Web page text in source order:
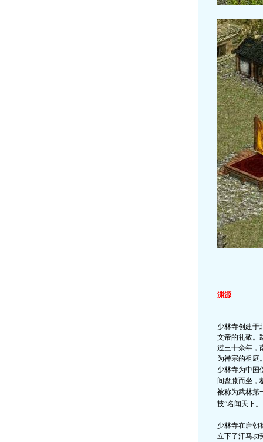
渊源
少林寺创建于
文帝的礼敬。
过三十余年，
为禅宗的祖庭
少林寺为中国
间盘膝而坐，
被称为武林第
技”名闻天下。
少林寺在唐朝
立下了汗马功